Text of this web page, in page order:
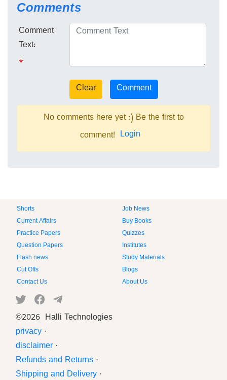
Comments
Comment
Text:
*
No comments here yet :) Be the first to
comment! Login
Shorts
Job News
Current Affairs
Buy Books
Practice Papers
Quizzes
Question Papers
Institutes
Flash news
Study Materials
Cut Offs
Blogs
Contact Us
About Us
©2026 Halli Technologies
privacy ·
disclaimer ·
Refunds and Returns ·
Shipping and Delivery ·